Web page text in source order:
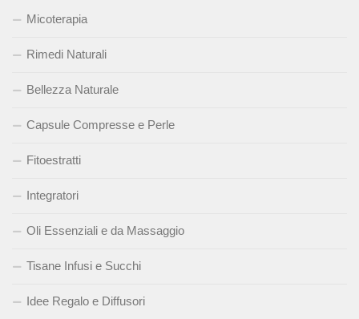
Micoterapia
Rimedi Naturali
Bellezza Naturale
Capsule Compresse e Perle
Fitoestratti
Integratori
Oli Essenziali e da Massaggio
Tisane Infusi e Succhi
Idee Regalo e Diffusori